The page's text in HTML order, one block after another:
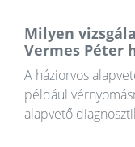
Milyen
Vermes Péter
A háziorvos
például
alapvető